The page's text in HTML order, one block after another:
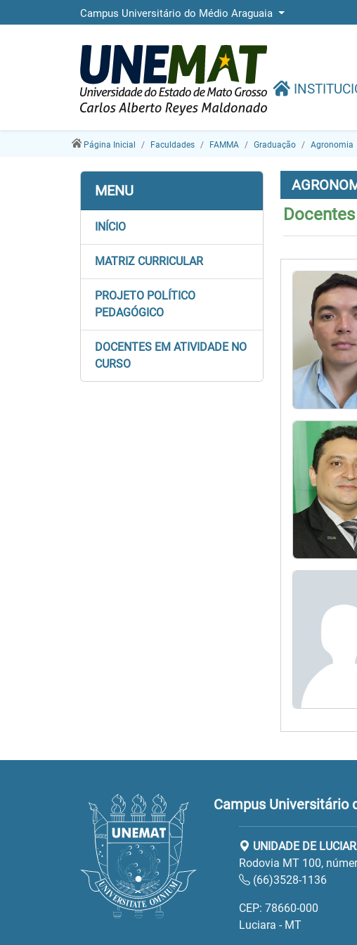
Campus Universitário do Médio Araguaia
Página Inicial Faculdades FAMMA Graduação Agronomia
MENU
INÍCIO
MATRIZ CURRICULAR
PROJETO POLÍTICO
PEDAGÓGICO
DOCENTES EM ATIVIDADE NO
CURSO
Campus Universitário
UNIDADE DE
Rodovia MT 100,
(66)3528-1136
CEP: 78660-000
Luciara - MT